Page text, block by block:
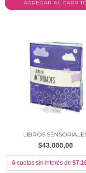
LIBROS
$43.000,00
6 cuotas sin interés de